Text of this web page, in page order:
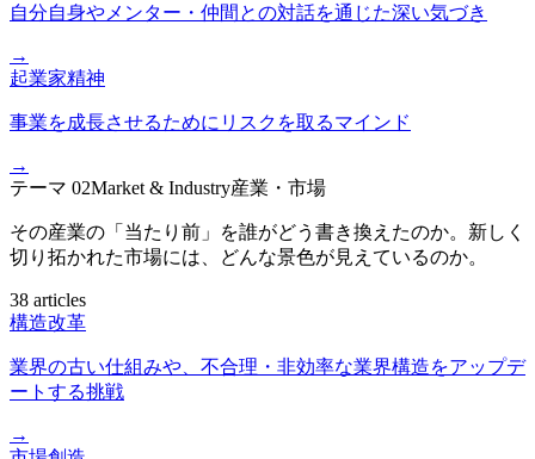
自分自身やメンター・仲間との対話を通じた深い気づき
→
起業家精神
事業を成長させるためにリスクを取るマインド
→
テーマ 02Market & Industry産業・市場
その産業の「当たり前」を誰がどう書き換えたのか。新しく
切り拓かれた市場には、どんな景色が見えているのか。
38 articles
構造改革
業界の古い仕組みや、不合理・非効率な業界構造をアップデ
ートする挑戦
→